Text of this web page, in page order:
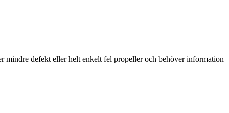
mindre defekt eller helt enkelt fel propeller och behöver information